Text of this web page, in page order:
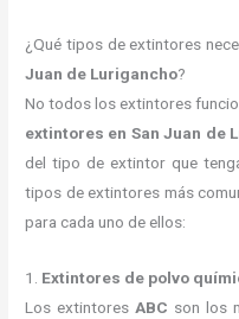
¿Qué tipos de extintores
Juan de Lurigancho?
No todos los extintores
extintores en San Juan de
del tipo de extintor que
tipos de extintores más
para cada uno de ellos:
1. Extintores de polvo
Los extintores ABC son los